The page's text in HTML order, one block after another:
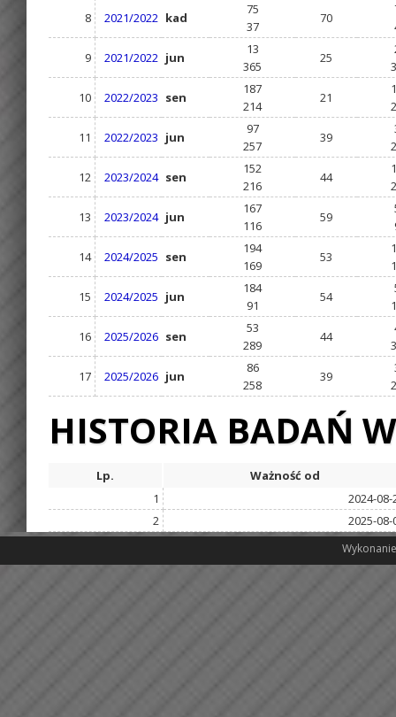
8
2021/2022 kad
75
37
70
9
2021/2022 jun
13
365
25
10
2022/2023 sen
187
214
21
11
2022/2023 jun
97
257
39
12
2023/2024 sen
152
216
44
13
2023/2024 jun
167
116
59
14
2024/2025 sen
194
169
53
15
2024/2025 jun
184
91
54
16
2025/2026 sen
53
289
44
17
2025/2026 jun
86
258
39
HISTORIA BADAŃ
Lp.
Ważność od
1
2024-08-
2
2025-08-